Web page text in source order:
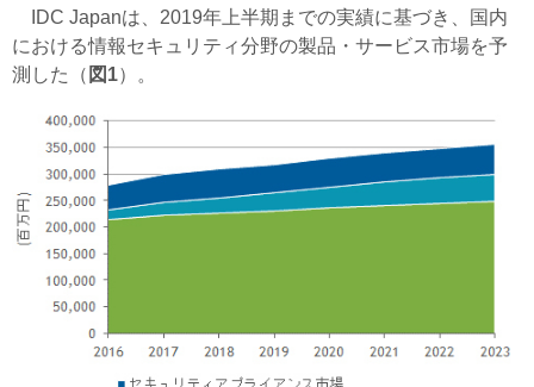
IDC Japanは、2019年上半期までの実績に基づき、国内
における情報セキュリティ分野の製品・サービス市場を予
測した（ 図1）。